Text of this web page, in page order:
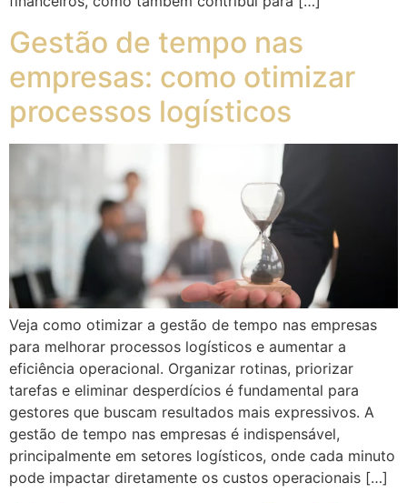
Gestão de tempo nas
empresas: como otimizar
processos logísticos
Veja como otimizar a gestão de tempo nas empresas
para melhorar processos logísticos e aumentar a
eficiência operacional. Organizar rotinas, priorizar
tarefas e eliminar desperdícios é fundamental para
gestores que buscam resultados mais expressivos. A
gestão de tempo nas empresas é indispensável,
principalmente em setores logísticos, onde cada minuto
pode impactar diretamente os custos operacionais […]